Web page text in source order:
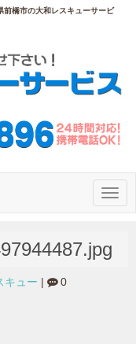
橋市の大和レスキューサービ
N
a
g
a
キュー 0